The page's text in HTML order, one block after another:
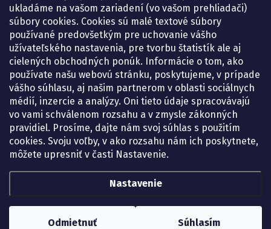
ukladáme na vašom zariadení (vo vašom prehliadači)
súbory cookies. Cookies sú malé textové súbory
používané predovšetkým pre uchovanie vášho
užívateľského nastavenia, pre tvorbu štatistík ale aj
cielených obchodných ponúk. Informácie o tom, ako
používate našu webovú stránku, poskytujeme, v prípade
vášho súhlasu, aj našim partnerom v oblasti sociálnych
médií, inzercie a analýzy. Oni tieto údaje spracovávajú
vo vami schválenom rozsahu a v zmysle zákonných
pravidiel. Prosíme, dajte nám svoj súhlas s použitím
cookies. Svoju voľby, v ako rozsahu nám ich poskytnete,
môžete upresniť v časti Nastavenie.
Nastavenie
Odmietnuť Súhlasím
Utorok:
07.30 – 16.00 h.
Streda:
07.30 – 16.00 h.
Štvrtok:
07.30 – 15.30 h.
Piatok:
07.30 – 15.30 h.
KONTAKT
eshop@lekarenadonai.sk
+421 948 203 203
Nájdete nás na Facebooku.
lekarenadonai/
Upraviť nastavenie cookies